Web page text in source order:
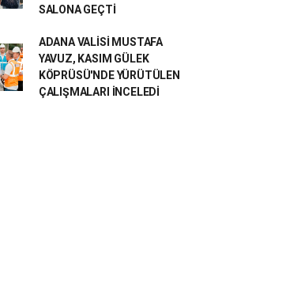
SALONA GEÇTİ
ADANA VALİSİ MUSTAFA
YAVUZ, KASIM GÜLEK
KÖPRÜSÜ'NDE YÜRÜTÜLEN
ÇALIŞMALARI İNCELEDİ